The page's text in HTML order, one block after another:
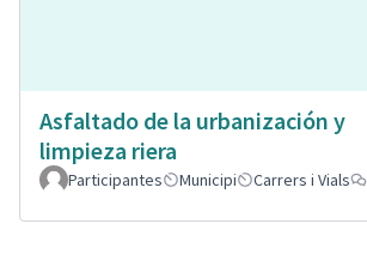
Asfaltado de la urbanización y
limpieza riera
Participantes Municipi Carrers i Vials